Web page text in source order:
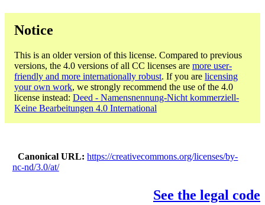
Notice
This is an older version of this license. Compared to previous
versions, the 4.0 versions of all CC licenses are more user-
friendly and more internationally robust. If you are licensing
your own work, we strongly recommend the use of the 4.0
license instead: Deed - Namensnennung-Nicht kommerziell-
Keine Bearbeitungen 4.0 International
Canonical URL
https://creativecommons.org/licenses/by-
nc-nd/3.0/at/
See the legal code